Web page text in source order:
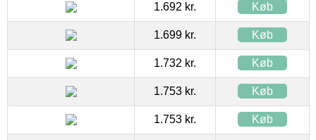
1.692 kr. Køb
1.699 kr. Køb
1.732 kr. Køb
1.753 kr. Køb
1.753 kr. Køb